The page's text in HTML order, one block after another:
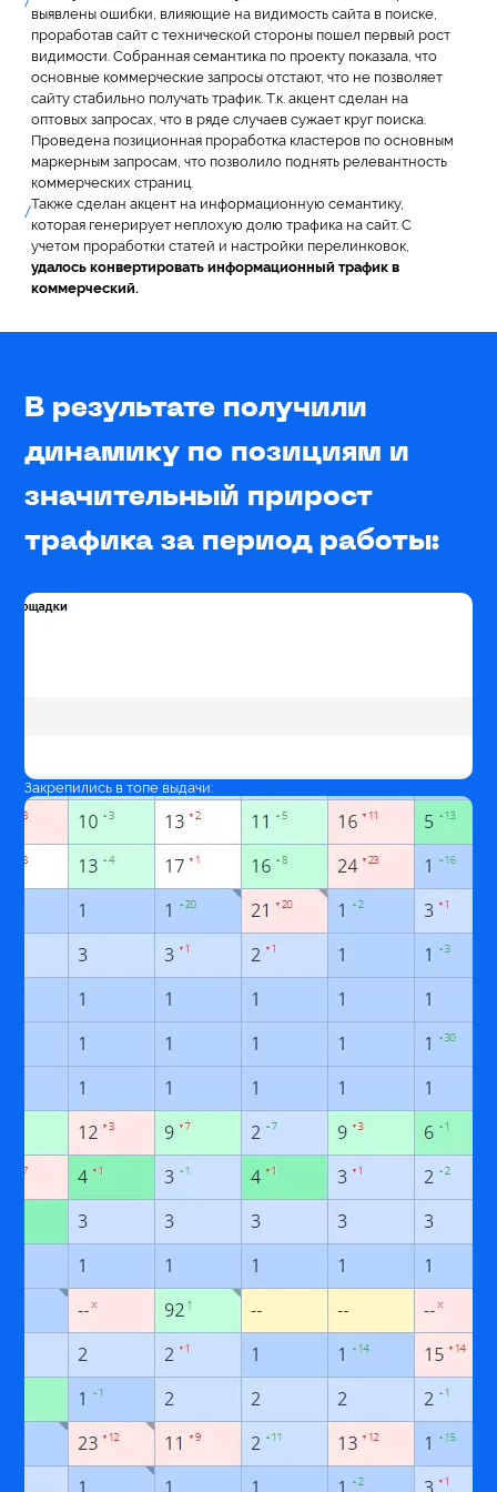
выявлены ошибки, влияющие на видимость сайта в поиске,
проработав сайт с технической стороны пошел первый рост
видимости. Собранная семантика по проекту показала, что
основные коммерческие запросы отстают, что не позволяет
сайту стабильно получать трафик. Т.к. акцент сделан на
оптовых запросах, что в ряде случаев сужает круг поиска.
Проведена позиционная проработка кластеров по основным
маркерным запросам, что позволило поднять релевантность
коммерческих страниц.
/
Также сделан акцент на информационную семантику,
которая генерирует неплохую долю трафика на сайт. С
учетом проработки статей и настройки перелинковок,
удалось конвертировать информационный трафик в
коммерческий.
В результате получили
динамику по позициям и
значительный прирост
трафика за период работы:
Закрепились в топе выдачи: